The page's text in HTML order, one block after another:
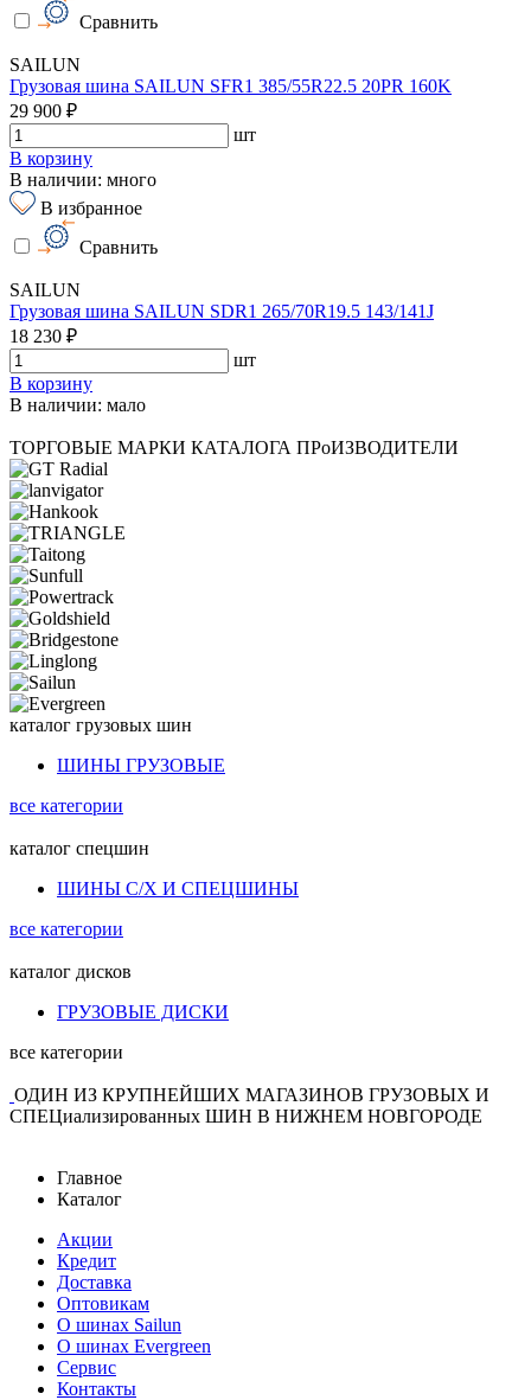
Сравнить
SAILUN
Грузовая шина SAILUN SFR1 385/55R22.5 20PR 160K
29 900 ₽
шт
В корзину
В наличии: много
В избранное
Сравнить
SAILUN
Грузовая шина SAILUN SDR1 265/70R19.5 143/141J
18 230 ₽
шт
В корзину
В наличии: мало
ТОРГОВЫЕ МАРКИ КАТАЛОГА ПРоИЗВОДИТЕЛИ
каталог грузовых шин
ШИНЫ ГРУЗОВЫЕ
все категории
каталог спецшин
ШИНЫ С/Х И СПЕЦШИНЫ
все категории
каталог дисков
ГРУЗОВЫЕ ДИСКИ
все категории
ОДИН ИЗ КРУПНЕЙШИХ МАГАЗИНОВ ГРУЗОВЫХ И
СПЕЦиализированных ШИН В НИЖНЕМ НОВГОРОДЕ
Главное
Каталог
Акции
Кредит
Доставка
Оптовикам
О шинах Sailun
О шинах Evergreen
Сервис
Контакты